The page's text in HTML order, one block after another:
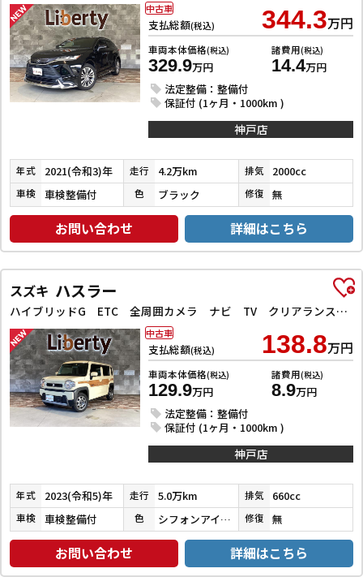
支払総額(税込) 344.3万円
車両本体価格(税込)
329.9万円
諸費用(税込)
14.4万円
法定整備：整備付
保証付 (1ヶ月・1000km )
中古車
神戸店
年式 2021(令和3)年 走行 4.2万km 排気 2000cc
車検 車検整備付 色 ブラック 修復 無
お問い合わせ 詳細はこちら
スズキ ハスラー
ハイブリッドG ETC 全周囲カメラ ナビ TV クリアランスソナー オートクルーズコントロール レーンアシスト 衝突被害軽減システム オートライト スマートキー アイドリングストップ
支払総額(税込) 138.8万円
車両本体価格(税込)
129.9万円
諸費用(税込)
8.9万円
法定整備：整備付
保証付 (1ヶ月・1000km )
中古車
神戸店
年式 2023(令和5)年 走行 5.0万km 排気 660cc
車検 車検整備付 色 シフォンアイボリーメタリック 修復 無
お問い合わせ 詳細はこちら